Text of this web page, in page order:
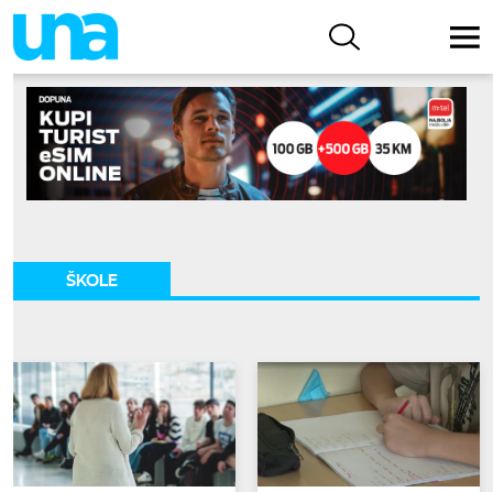
ŠKOLE